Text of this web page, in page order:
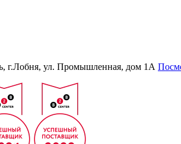
г.Лобня, ул. Промышленная, дом 1А